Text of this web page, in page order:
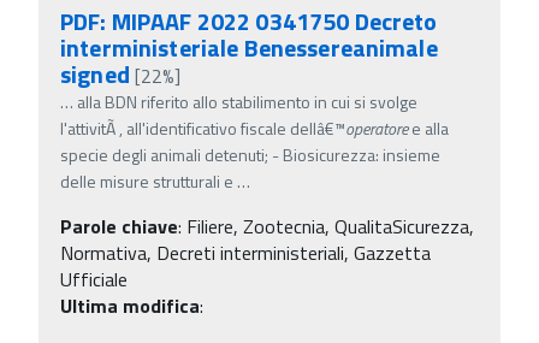
PDF: MIPAAF 2022 0341750 Decreto
interministeriale Benessereanimale
signed [22%]
… alla BDN riferito allo stabilimento in cui si svolge
l'attivitÃ , all'identificativo fiscale dellâ€™operatoree alla
specie degli animali detenuti; - Biosicurezza: insieme
delle misure strutturali e …
Parole chiave: Filiere, Zootecnia, QualitaSicurezza,
Normativa, Decreti interministeriali, Gazzetta
Ufficiale
Ultima modifica: